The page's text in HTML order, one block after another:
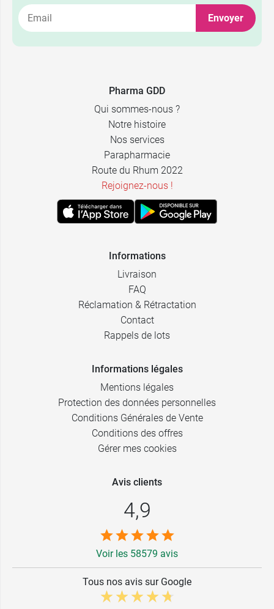
Envoyer
Pharma GDD
Qui sommes-nous ?
Notre histoire
Nos services
Parapharmacie
Route du Rhum 2022
Rejoignez-nous !
Informations
Livraison
FAQ
Réclamation & Rétractation
Contact
Rappels de lots
Informations légales
Mentions légales
Protection des données personnelles
Conditions Générales de Vente
Conditions des offres
Gérer mes cookies
Avis clients
4,9
Voir les 58579 avis
Tous nos avis sur Google